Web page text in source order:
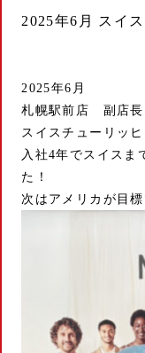
2025年6月 スイ
2025年6月
札幌駅前店 副店
スイスチューリッ
入社4年でスイスま
た！
次はアメリカが目標